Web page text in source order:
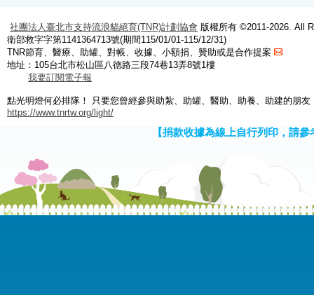
社團法人臺北市支持流浪貓絕育(TNR)計劃協會 版權所有 ©2011-2026. All
衛部救字字第1141364713號(期間115/01/01-115/12/31)
TNR節育、醫療、助罐、對帳、收據、小額捐、贊助或是合作提案
地址：105台北市松山區八德路三段74巷13弄8號1樓
我要訂閱電子報
點光明燈何必排隊！ 只要您曾經參與助紮、助罐、醫助、助養、助建的朋
https://www.tnrtw.org/light/
【捐款收據為線上自行列印，請參